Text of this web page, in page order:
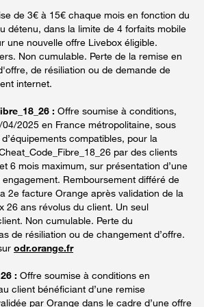
de 3€ à 15€ chaque mois en fonction du
détenu, dans la limite de 4 forfaits mobile
une nouvelle offre Livebox éligible.
Non cumulable. Perte de la remise en
de résiliation ou de demande de
internet.
: Offre soumise à conditions,
2025 en France métropolitaine, sous
compatibles, pour la
par des clients
6 mois maximum, sur présentation d’une
engagement. Remboursement différé de
2e facture Orange après validation de la
26 ans révolus du client. Un seul
Non cumulable. Perte du
de résiliation ou de changement d’offre.
odr.orange.fr
: Offre soumise à conditions en
client bénéficiant d’une remise
par Orange dans le cadre d’une offre